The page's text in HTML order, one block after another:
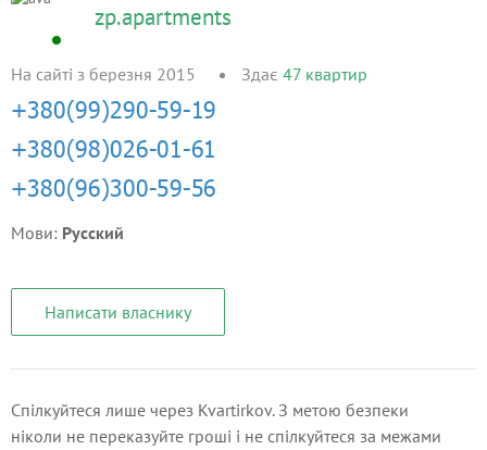
zp.apartments
На сайті з березня 2015 Здає 47 квартир
Мови: Русский
Написати власнику
Спілкуйтеся лише через Kvartirkov. З метою безпеки
ніколи не переказуйте гроші і не спілкуйтеся за межами